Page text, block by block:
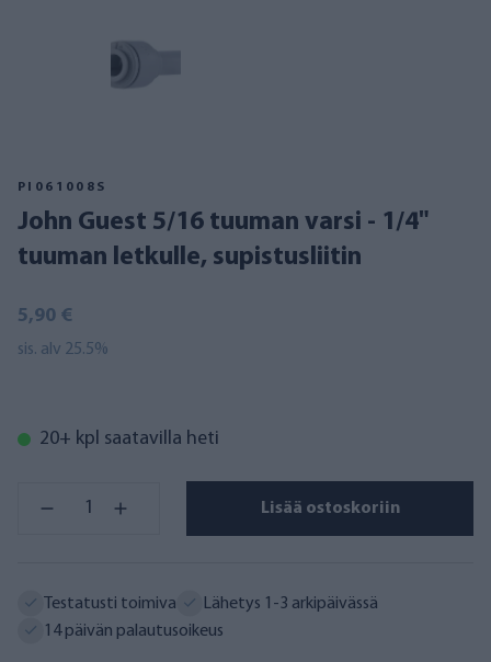
PI061008S
John Guest 5/16 tuuman varsi - 1/4"
tuuman letkulle, supistusliitin
5,90 €
sis. alv 25.5%
20+ kpl saatavilla heti
Lisää ostoskoriin
Testatusti toimiva
Lähetys 1-3 arkipäivässä
14 päivän palautusoikeus